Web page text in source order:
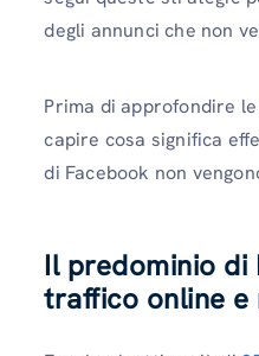
degli annunci che non
Prima di approfondire
capire cosa significa
di Facebook non
Il predominio di
traffico online